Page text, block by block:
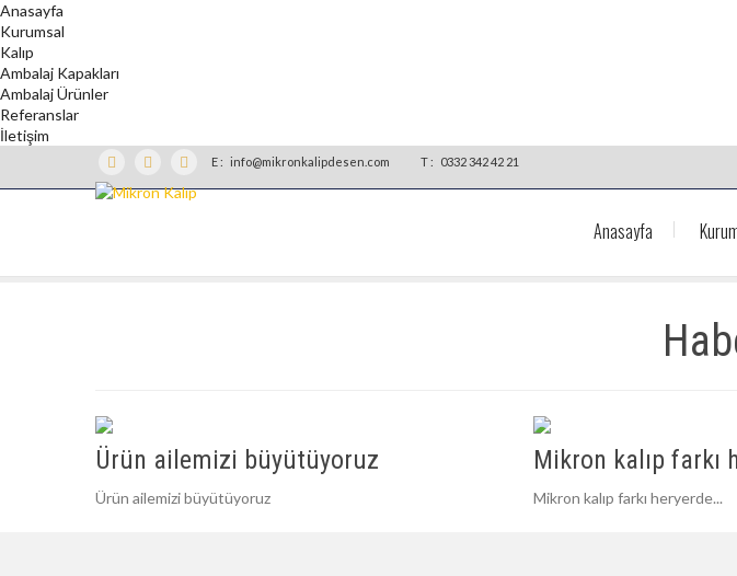
Anasayfa
Kurumsal
Kalıp
Ambalaj Kapakları
Ambalaj Ürünler
Referanslar
İletişim
E : info@mikronkalipdesen.com T : 0332 342 42 21
Anasayfa
Ürün ailemizi büyütüyoruz
Ürün ailemizi büyütüyoruz
Mikron kalıp farkı
Mikron kalıp farkı heryerde...